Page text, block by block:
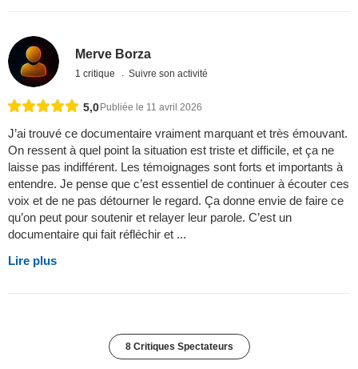
Merve Borza
1 critique Suivre son activité
5,0 Publiée le 11 avril 2026
J’ai trouvé ce documentaire vraiment marquant et très émouvant.
On ressent à quel point la situation est triste et difficile, et ça ne
laisse pas indifférent. Les témoignages sont forts et importants à
entendre. Je pense que c’est essentiel de continuer à écouter ces
voix et de ne pas détourner le regard. Ça donne envie de faire ce
qu’on peut pour soutenir et relayer leur parole. C’est un
documentaire qui fait réfléchir et ...
Lire plus
8 Critiques Spectateurs